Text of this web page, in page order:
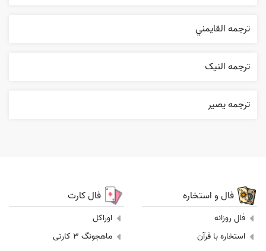
ترجمه القایمني
ترجمه النیک
ترجمه یصیر
فال و استخاره
فال روزانه
استخاره با قرآن
فال کارت
اوراکل
ماهجونگ 3 کارتی